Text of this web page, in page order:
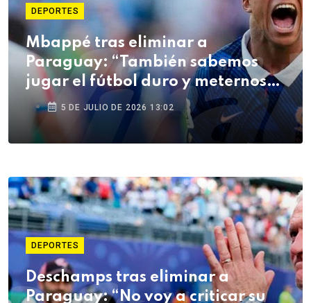
DEPORTES
Mbappé tras eliminar a
Paraguay: “También sabemos
jugar el fútbol duro y meternos
en la pelea”
5 DE JULIO DE 2026 13:02
DEPORTES
Deschamps tras eliminar a
Paraguay: “No voy a criticar su